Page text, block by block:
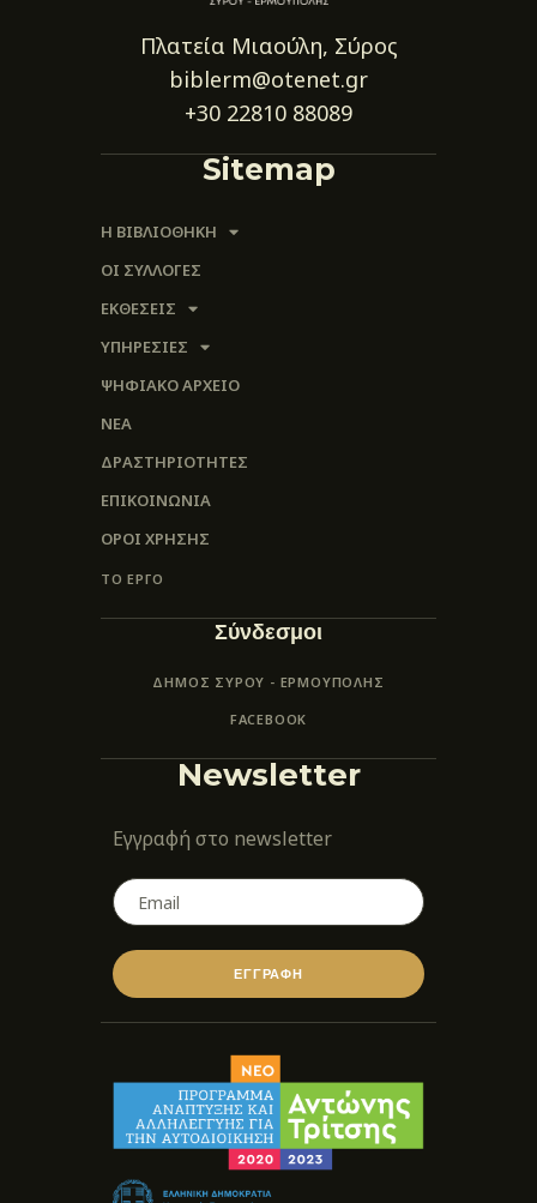
Πλατεία Μιαούλη, Σύρος
biblerm@otenet.gr
+30 22810 88089
Sitemap
Η ΒΙΒΛΙΟΘΗΚΗ
ΟΙ ΣΥΛΛΟΓΈΣ
ΕΚΘΕΣΕΙΣ
ΥΠΗΡΕΣΙΕΣ
ΨΗΦΙΑΚΌ ΑΡΧΕΊΟ
ΝΕΑ
ΔΡΑΣΤΗΡΙΟΤΗΤΕΣ
ΕΠΙΚΟΙΝΩΝΊΑ
ΌΡΟΙ ΧΡΉΣΗΣ
ΤΟ ΕΡΓΟ
Σύνδεσμοι
ΔΗΜΟΣ ΣΥΡΟΥ - ΕΡΜΟΎΠΟΛΗΣ
FACEBOOK
Newsletter
Εγγραφή στο newsletter
ΕΓΓΡΑΦΗ